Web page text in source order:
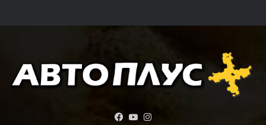
Facebook
YouTube